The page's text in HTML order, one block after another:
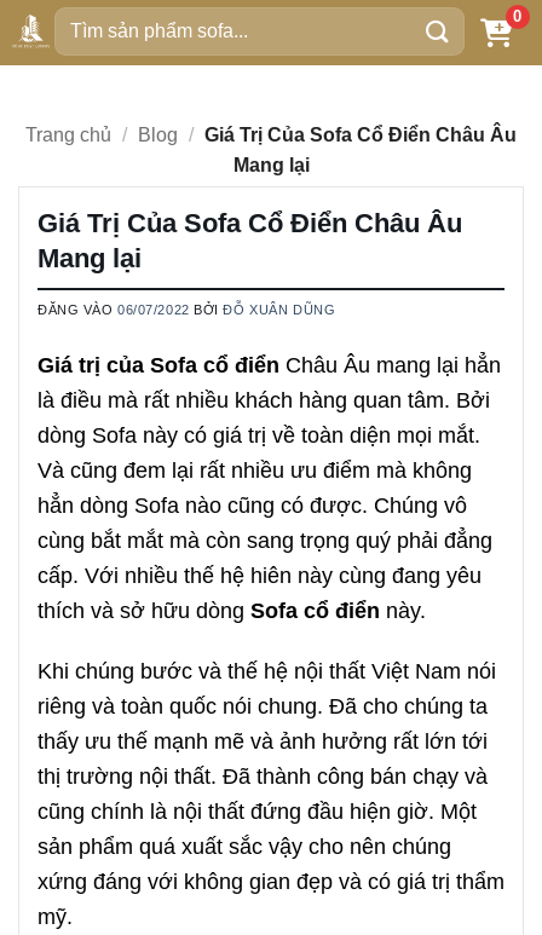
qua
Tìm
kiếm:
0
Trang chủ / Blog / Giá Trị Của Sofa Cổ Điển Châu Âu
Mang lại
Giá Trị Của Sofa Cổ Điển Châu Âu
Mang lại
ĐĂNG VÀO06/07/2022 BỞIĐỖ XUÂN DŨNG
Giá trị của Sofa cổ điển Châu Âu mang lại hẳn
là điều mà rất nhiều khách hàng quan tâm. Bởi
dòng Sofa này có giá trị về toàn diện mọi mắt.
Và cũng đem lại rất nhiều ưu điểm mà không
hẳn dòng Sofa nào cũng có được. Chúng vô
cùng bắt mắt mà còn sang trọng quý phải đẳng
cấp. Với nhiều thế hệ hiên này cùng đang yêu
thích và sở hữu dòng Sofa cổ điển này.
Khi chúng bước và thế hệ nội thất Việt Nam nói
riêng và toàn quốc nói chung. Đã cho chúng ta
thấy ưu thế mạnh mẽ và ảnh hưởng rất lớn tới
thị trường nội thất. Đã thành công bán chạy và
cũng chính là nội thất đứng đầu hiện giờ. Một
sản phẩm quá xuất sắc vậy cho nên chúng
xứng đáng với không gian đẹp và có giá trị thẩm
mỹ.